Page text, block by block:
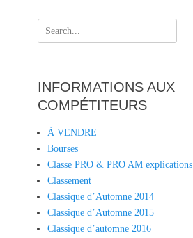
Search
for:
INFORMATIONS AUX
COMPÉTITEURS
À VENDRE
Bourses
Classe PRO & PRO AM explications
Classement
Classique d’Automne 2014
Classique d’Automne 2015
Classique d’automne 2016